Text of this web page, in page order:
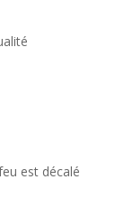
est décalé